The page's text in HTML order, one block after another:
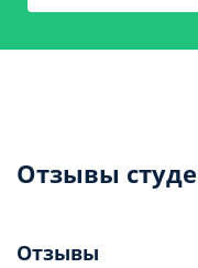
Отзывы
Отзывы